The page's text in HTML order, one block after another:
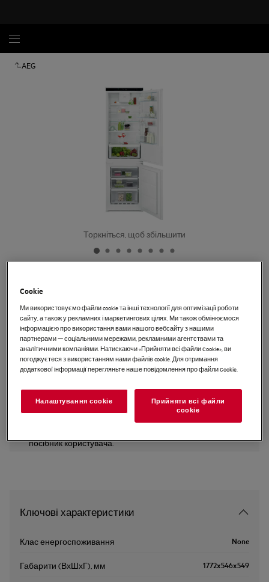
AEG
Торкніться, щоб збільшити
No Frost Вбудовуваний
холодильник з морозильною
камерою 177.2 см
EU керівництво
Інструкції з техніки безпеки та попередження щодо
наведені в розділах 1 і 2 посібника користувача. Для
посібник користувача.
Ключові характеристики
Клас енергоспоживання None
Габарити (ВхШхГ), мм 1772x546x549
Cookie
Ми використовуємо файли cookie та інші технології для оптимізації роботи
сайту, а також у рекламних і маркетингових цілях. Ми також обмінюємося
інформацією про використання вами нашого вебсайту з нашими
партнерами — соціальними мережами, рекламними агентствами та
аналітичними компаніями. Натискаючи «Прийняти всі файли сookie», ви
погоджуєтеся з використанням нами файлів cookie. Для отримання
додаткової інформації перегляньте наше повідомлення про файли сookie.
Налаштування cookie
Прийняти всі файли
сookie